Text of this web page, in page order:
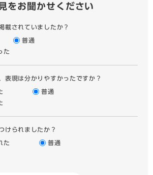
をお聞かせください
載されていましたか？
普通
た
表現は分かりやすかったですか？
普通
けられましたか？
た
普通